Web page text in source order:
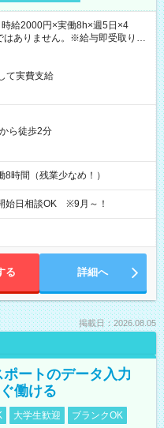
給2000円×実働8h×週5日×4
ありません。※給与即受取りサ
て実費支給
ら徒歩2分
時間（残業少なめ！）
日相談OK ※9月～！
る 詳細へ
掲載日：2026.08.05
ポートのデータ入力
働ける
大学生歓迎 ブランクOK